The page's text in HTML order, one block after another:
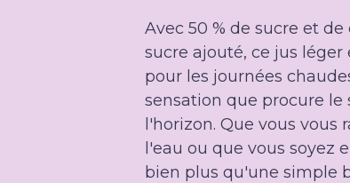
Avec 50 % de sucre et
sucre ajouté, ce jus
pour les journées
sensation que procure le
l'horizon. Que vous vous
l'eau ou que vous soyez
bien plus qu'une simple